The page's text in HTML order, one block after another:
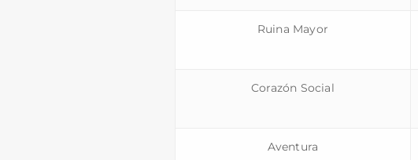
Ruina Mayor
Corazón Social
Aventura